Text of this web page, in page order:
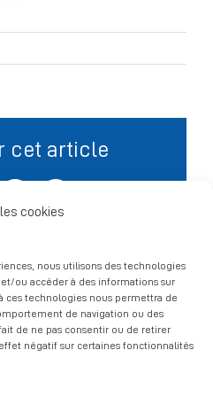
cookies
nous utilisons des technologies
ou accéder à des informations sur
ces technologies nous permettra de
de navigation ou des
de ne pas consentir ou de retirer
négatif sur certaines fonctionnalités
cet article